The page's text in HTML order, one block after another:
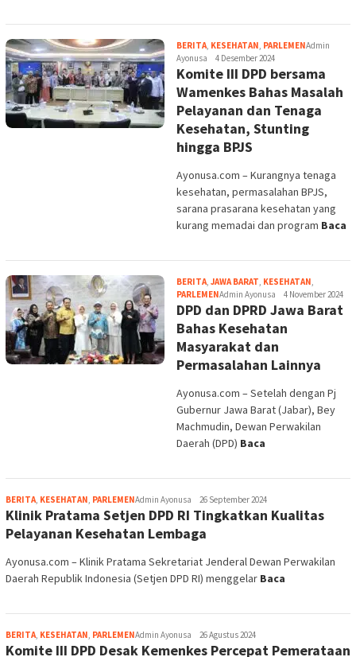
sarana prasarana kesehatan yang
kurang memadai dan programBaca
BERITA,JAWA BARAT,KESEHATAN
Admin Ayonusa 4 November 2024
DPD dan DPRD Jawa Barat
Bahas Kesehatan
Masyarakat dan
Permasalahan Lainnya
Ayonusa.com – Setelah dengan Pj
Daerah (DPD)Baca
BERITA KESEHATAN ,PARLEMEN Admin Ayonusa 26 September 2024
Klinik Pratama Setjen DPD RI Tingkatkan Kualitas
Ayonusa.com – Klinik Pratama Sekretariat Jenderal Dewan Perwakilan
Daerah Republik Indonesia (Setjen DPD RI) menggelarBaca
BERITA,KESEHATAN,PARLEMENAdmin Ayonusa 26 Agustus 2024
Komite III DPD Desak Kemenkes Percepat Pemerataan
Layanan Kesehatan dan Akses Obat Murah
Ayonusa.com – Komite III DPD RI menggelar rapat kerja (raker) dengan
Wakil Menteri Kesehatan, DanteBaca
BERITA,KESEHATANAdmin Ayonusa 20 Agustus 2024
Pemerintah dan DPR Bertekad Eliminasi TBC Sampai
2030